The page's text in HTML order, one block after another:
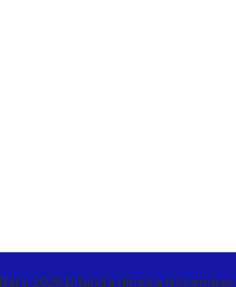
2026 Ditunda Hingga November